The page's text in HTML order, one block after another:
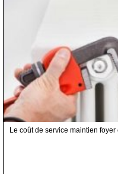
Le coût de service maintien